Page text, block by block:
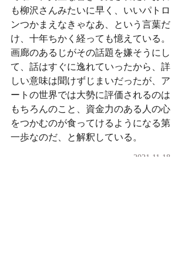
も柳沢さんみたいに早く、いいパトロ
ンつかまえなきゃなあ、という言葉だ
け、十年ちかく経っても憶えている。
画廊のあるじがその話題を嫌そうにし
て、話はすぐに逸れていったから、詳
しい意味は聞けずじまいだったが、ア
ートの世界では大勢に評価されるのは
もちろんのこと、資金力のある人の心
をつかむのが食ってけるようになる第
一歩なのだ、と解釈している。
2021.11.18